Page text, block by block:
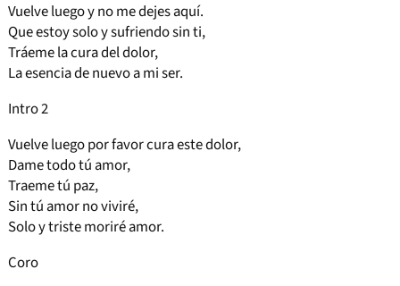
Vuelve luego y no me dejes aquí.
Que estoy solo y sufriendo sin ti,
Tráeme la cura del dolor,
La esencia de nuevo a mi ser.
Intro 2
Vuelve luego por favor cura este dolor,
Dame todo tú amor,
Traeme tú paz,
Sin tú amor no viviré,
Solo y triste moriré amor.
Coro